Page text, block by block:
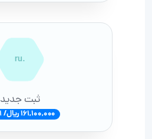
.ru
ثبت جدید
161,100,000 ریال/ 1 سال